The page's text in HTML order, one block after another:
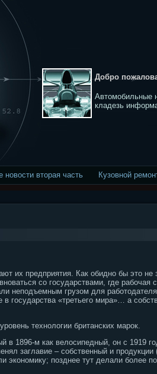
Добро
Автомобильные
кладезь
новости вторая часть Кузовной
их предприятия. Как обидно бы это не
со государствами, где рабочая
неподъемным грузом для
государства «третьего мира»… а
технологии британских марок.
в 1896-м как велосипедный, он с 1919
заглавие – собственный и
экономику; позднее тут делали более